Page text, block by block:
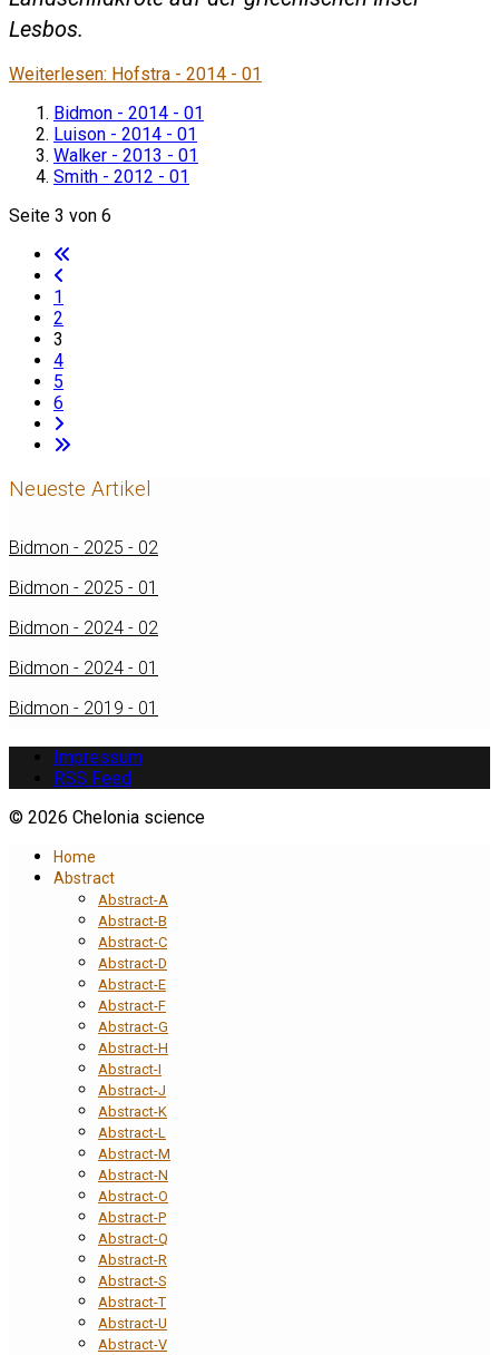
Lesbos.
Weiterlesen: Hofstra - 2014 - 01
Bidmon - 2014 - 01
Luison - 2014 - 01
Walker - 2013 - 01
Smith - 2012 - 01
Seite 3 von 6
1
2
3
4
5
6
Neueste Artikel
Bidmon - 2025 - 02
Bidmon - 2025 - 01
Bidmon - 2024 - 02
Bidmon - 2024 - 01
Bidmon - 2019 - 01
Impressum
RSS Feed
© 2026 Chelonia science
Home
Abstract
Abstract-A
Abstract-B
Abstract-C
Abstract-D
Abstract-E
Abstract-F
Abstract-G
Abstract-H
Abstract-I
Abstract-J
Abstract-K
Abstract-L
Abstract-M
Abstract-N
Abstract-O
Abstract-P
Abstract-Q
Abstract-R
Abstract-S
Abstract-T
Abstract-U
Abstract-V